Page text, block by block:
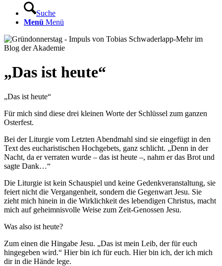
Suche
Menü Menü
„Das ist heute“
„Das ist heute“
Für mich sind diese drei kleinen Worte der Schlüssel zum ganzen
Osterfest.
Bei der Liturgie vom Letzten Abendmahl sind sie eingefügt in den
Text des eucharistischen Hochgebets, ganz schlicht. „Denn in der
Nacht, da er verraten wurde – das ist heute –, nahm er das Brot und
sagte Dank…“
Die Liturgie ist kein Schauspiel und keine Gedenkveranstaltung, sie
feiert nicht die Vergangenheit, sondern die Gegenwart Jesu. Sie
zieht mich hinein in die Wirklichkeit des lebendigen Christus, macht
mich auf geheimnisvolle Weise zum Zeit-Genossen Jesu.
Was also ist heute?
Zum einen die Hingabe Jesu. „Das ist mein Leib, der für euch
hingegeben wird.“ Hier bin ich für euch. Hier bin ich, der ich mich
dir in die Hände lege.